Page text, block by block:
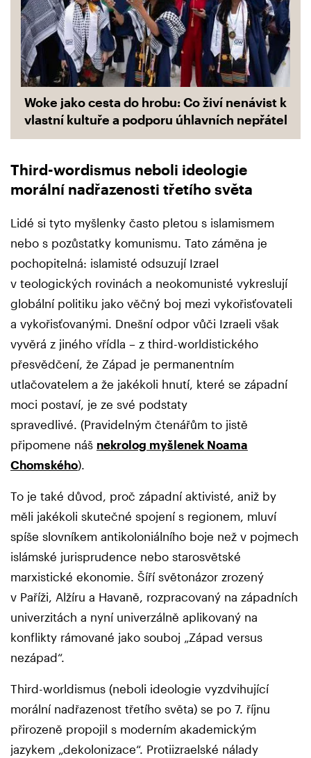
Woke jako cesta do hrobu: Co živí nenávist k
vlastní kultuře a podporu úhlavních nepřátel
Third-wordismus neboli ideologie
morální nadřazenosti třetího světa
Lidé si tyto myšlenky často pletou s islamismem
nebo s pozůstatky komunismu. Tato záměna je
pochopitelná: islamisté odsuzují Izrael
v teologických rovinách a neokomunisté vykreslují
globální politiku jako věčný boj mezi vykořisťovateli
a vykořisťovanými. Dnešní odpor vůči Izraeli však
vyvěrá z jiného vřídla – z third-worldistického
přesvědčení, že Západ je permanentním
utlačovatelem a že jakékoli hnutí, které se západní
moci postaví, je ze své podstaty
spravedlivé. (Pravidelným čtenářům to jistě
připomene náš nekrolog myšlenek Noama
Chomského).
To je také důvod, proč západní aktivisté, aniž by
měli jakékoli skutečné spojení s regionem, mluví
spíše slovníkem antikoloniálního boje než v pojmech
islámské jurisprudence nebo starosvětské
marxistické ekonomie. Šíří světonázor zrozený
v Paříži, Alžíru a Havaně, rozpracovaný na západních
univerzitách a nyní univerzálně aplikovaný na
konflikty rámované jako souboj „Západ versus
nezápad“.
Third-worldismus (neboli ideologie vyzdvihující
morální nadřazenost třetího světa) se po 7. říjnu
přirozeně propojil s moderním akademickým
jazykem „dekolonizace“. Protiizraelské nálady